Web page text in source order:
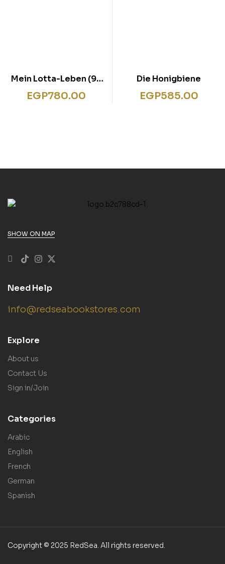
Mein Lotta-Leben (9).
Das reinste
Katzentheater
EGP780.00
Die Honigbiene
EGP585.00
SHOW ON MAP
Need Help
info@redseabookstores.com
Explore
About us
Contact Us
Sign in/Join
Categories
Arabic
English
French
German
Spanish
Copyright © 2025 RedSea. All rights reserved.